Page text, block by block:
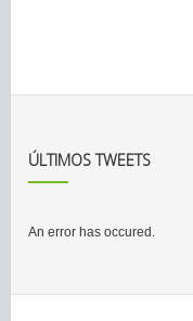
ÚLTIMOS TWEETS
An error has occured.